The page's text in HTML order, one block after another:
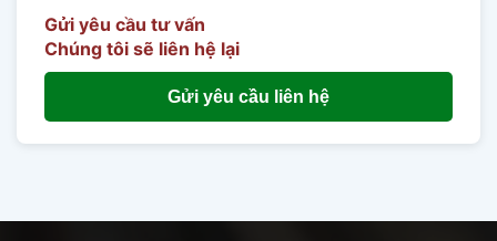
Gửi yêu cầu tư vấn
Chúng tôi sẽ liên hệ lại
Gửi yêu cầu liên hệ